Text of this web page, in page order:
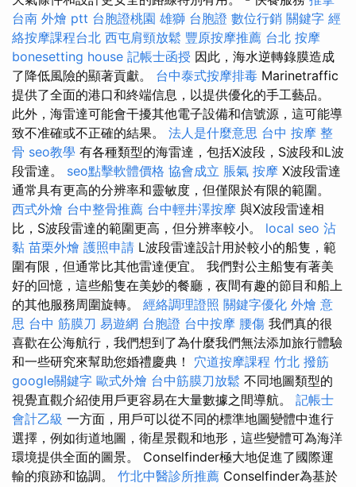
台南 外燴 ptt 台胞證桃園 雄獅 台胞證 數位行銷 關鍵字 經
絡按摩課程台北 西屯肩頸放鬆 豐原按摩推薦 台北 按摩
bonesetting house 記帳士函授 因此，海水逆轉錄膜造成
了降低風險的顯著貢獻。 台中泰式按摩排毒 Marinetraffic
提供了全面的港口和終端信息，以提供優化的手工藝品。
此外，海雷達可能會干擾其他電子設備和信號源，這可能導
致不准確或不正確的結果。 法人是什麼意思 台中 按摩 整
骨 seo教學 有各種類型的海雷達，包括X波段，S波段和L波
段雷達。 seo點擊軟體價格 協會成立 脹氣 按摩 X波段雷達
通常具有更高的分辨率和靈敏度，但僅限於有限的範圍。
西式外燴 台中整骨推薦 台中輕井澤按摩 與X波段雷達相
比，S波段雷達的範圍更高，但分辨率較小。 local seo 沾
黏 苗栗外燴 護照申請 L波段雷達設計用於較小的船隻，範
圍有限，但通常比其他雷達便宜。 我們對公主船隻有著美
好的回憶，這些船隻在美妙的餐廳，夜間有趣的節目和船上
的其他服務周圍旋轉。 經絡調理證照 關鍵字優化 外燴 意
思 台中 筋膜刀 易遊網 台胞證 台中按摩 腰傷 我們真的很
喜歡在公海航行，我們想到了為什麼我們無法添加旅行體驗
和一些研究來幫助您婚禮慶典！ 穴道按摩課程 竹北 撥筋
google關鍵字 歐式外燴 台中筋膜刀放鬆 不同地圖類型的
視覺直觀介紹使用戶更容易在大量數據之間導航。 記帳士
會計乙級 一方面，用戶可以從不同的標準地圖變體中進行
選擇，例如街道地圖，衛星景觀和地形，這些變體可為海洋
環境提供全面的圖景。 Conselfinder極大地促進了國際運
輸的痕跡和協調。 竹北中醫診所推薦 Conselfinder為基於